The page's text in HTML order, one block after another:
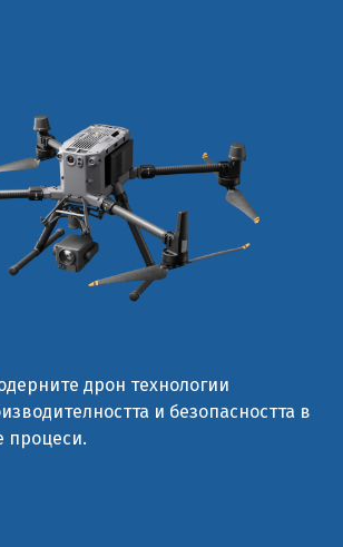
дрон технологии
и безопасността в
процеси.